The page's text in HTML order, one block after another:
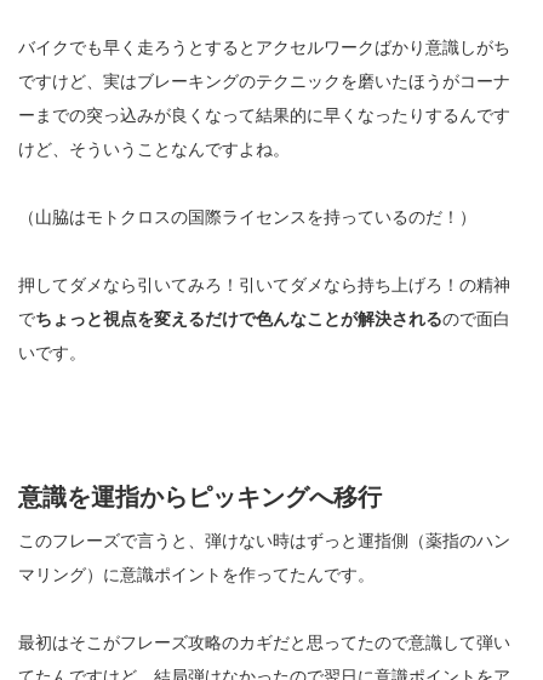
バイクでも早く走ろうとするとアクセルワークばかり意識しがち
ですけど、実はブレーキングのテクニックを磨いたほうがコーナ
ーまでの突っ込みが良くなって結果的に早くなったりするんです
けど、そういうことなんですよね。
（山脇はモトクロスの国際ライセンスを持っているのだ！）
押してダメなら引いてみろ！引いてダメなら持ち上げろ！の精神
でちょっと視点を変えるだけで色んなことが解決されるので面白
いです。
意識を運指からピッキングへ移行
このフレーズで言うと、弾けない時はずっと運指側（薬指のハン
マリング）に意識ポイントを作ってたんです。
最初はそこがフレーズ攻略のカギだと思ってたので意識して弾い
てたんですけど、結局弾けなかったので翌日に意識ポイントをア